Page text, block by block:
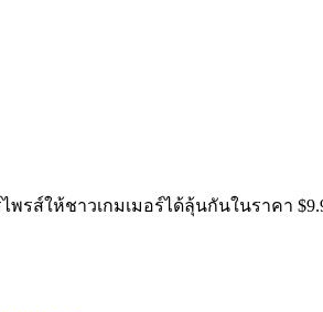
พรส์ให้ชาวเกมเมอร์ได้ลุ้นกันในราคา